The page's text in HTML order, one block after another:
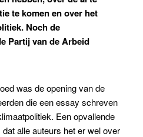
te komen en over het
Noch de
Partij van de Arbeid
was de opening van de
die een essay schreven
Een opvallende
alle auteurs het er wel over